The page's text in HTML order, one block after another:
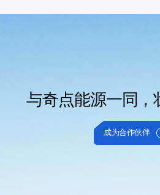
与奇点能源一同，
成为合作伙伴